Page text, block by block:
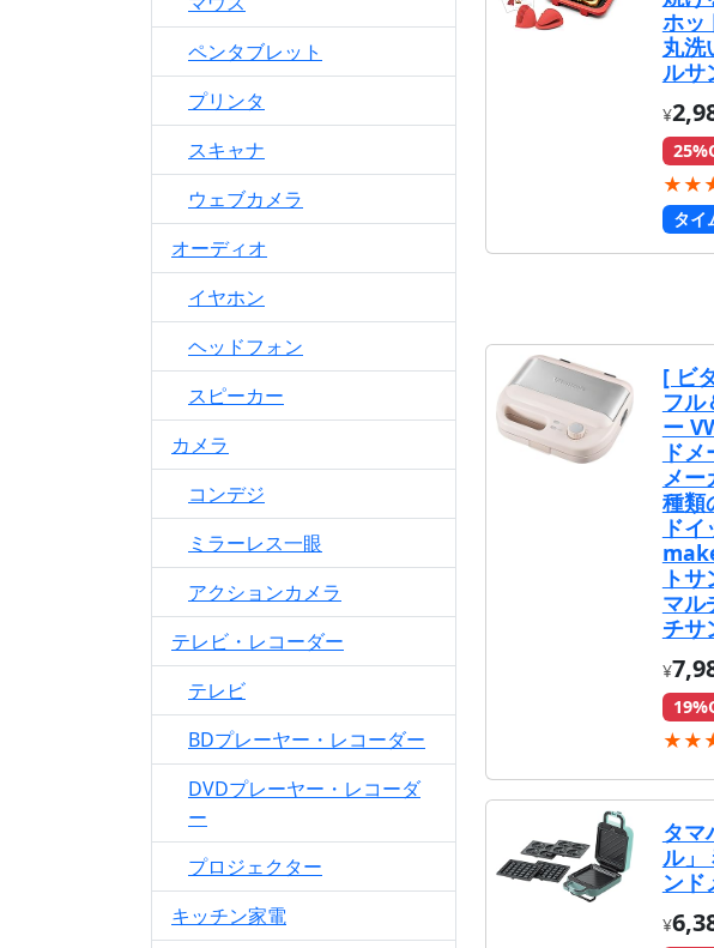
ペンタブレット
プリンタ
スキャナ
ウェブカメラ
オーディオ
イヤホン
ヘッドフォン
スピーカー
カメラ
コンデジ
ミラーレス一眼
アクションカメラ
テレビ・レコーダー
テレビ
BDプレーヤー・レコーダー
DVDプレーヤー・レコーダ
ー
プロジェクター
キッチン家電
ホッ
丸洗
ルサ
¥
タイ
[ ビ
フル
ー
ド
メー
種類
ド
ト
マル
チサ
¥
タマ
ル」
ンド
¥